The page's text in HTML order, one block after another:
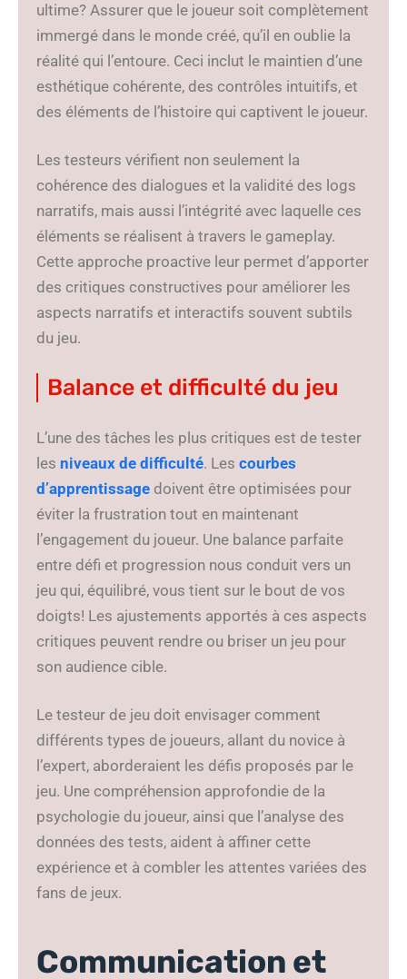
ultime? Assurer que le joueur soit complètement
immergé dans le monde créé, qu’il en oublie la
réalité qui l’entoure. Ceci inclut le maintien d’une
esthétique cohérente, des contrôles intuitifs, et
des éléments de l’histoire qui captivent le joueur.
Les testeurs vérifient non seulement la
cohérence des dialogues et la validité des logs
narratifs, mais aussi l’intégrité avec laquelle ces
éléments se réalisent à travers le gameplay.
Cette approche proactive leur permet d’apporter
des critiques constructives pour améliorer les
aspects narratifs et interactifs souvent subtils
du jeu.
Balance et difficulté du jeu
L’une des tâches les plus critiques est de tester
les niveaux de difficulté. Les courbes
d’apprentissage doivent être optimisées pour
éviter la frustration tout en maintenant
l’engagement du joueur. Une balance parfaite
entre défi et progression nous conduit vers un
jeu qui, équilibré, vous tient sur le bout de vos
doigts! Les ajustements apportés à ces aspects
critiques peuvent rendre ou briser un jeu pour
son audience cible.
Le testeur de jeu doit envisager comment
différents types de joueurs, allant du novice à
l’expert, aborderaient les défis proposés par le
jeu. Une compréhension approfondie de la
psychologie du joueur, ainsi que l’analyse des
données des tests, aident à affiner cette
expérience et à combler les attentes variées des
fans de jeux.
Communication et